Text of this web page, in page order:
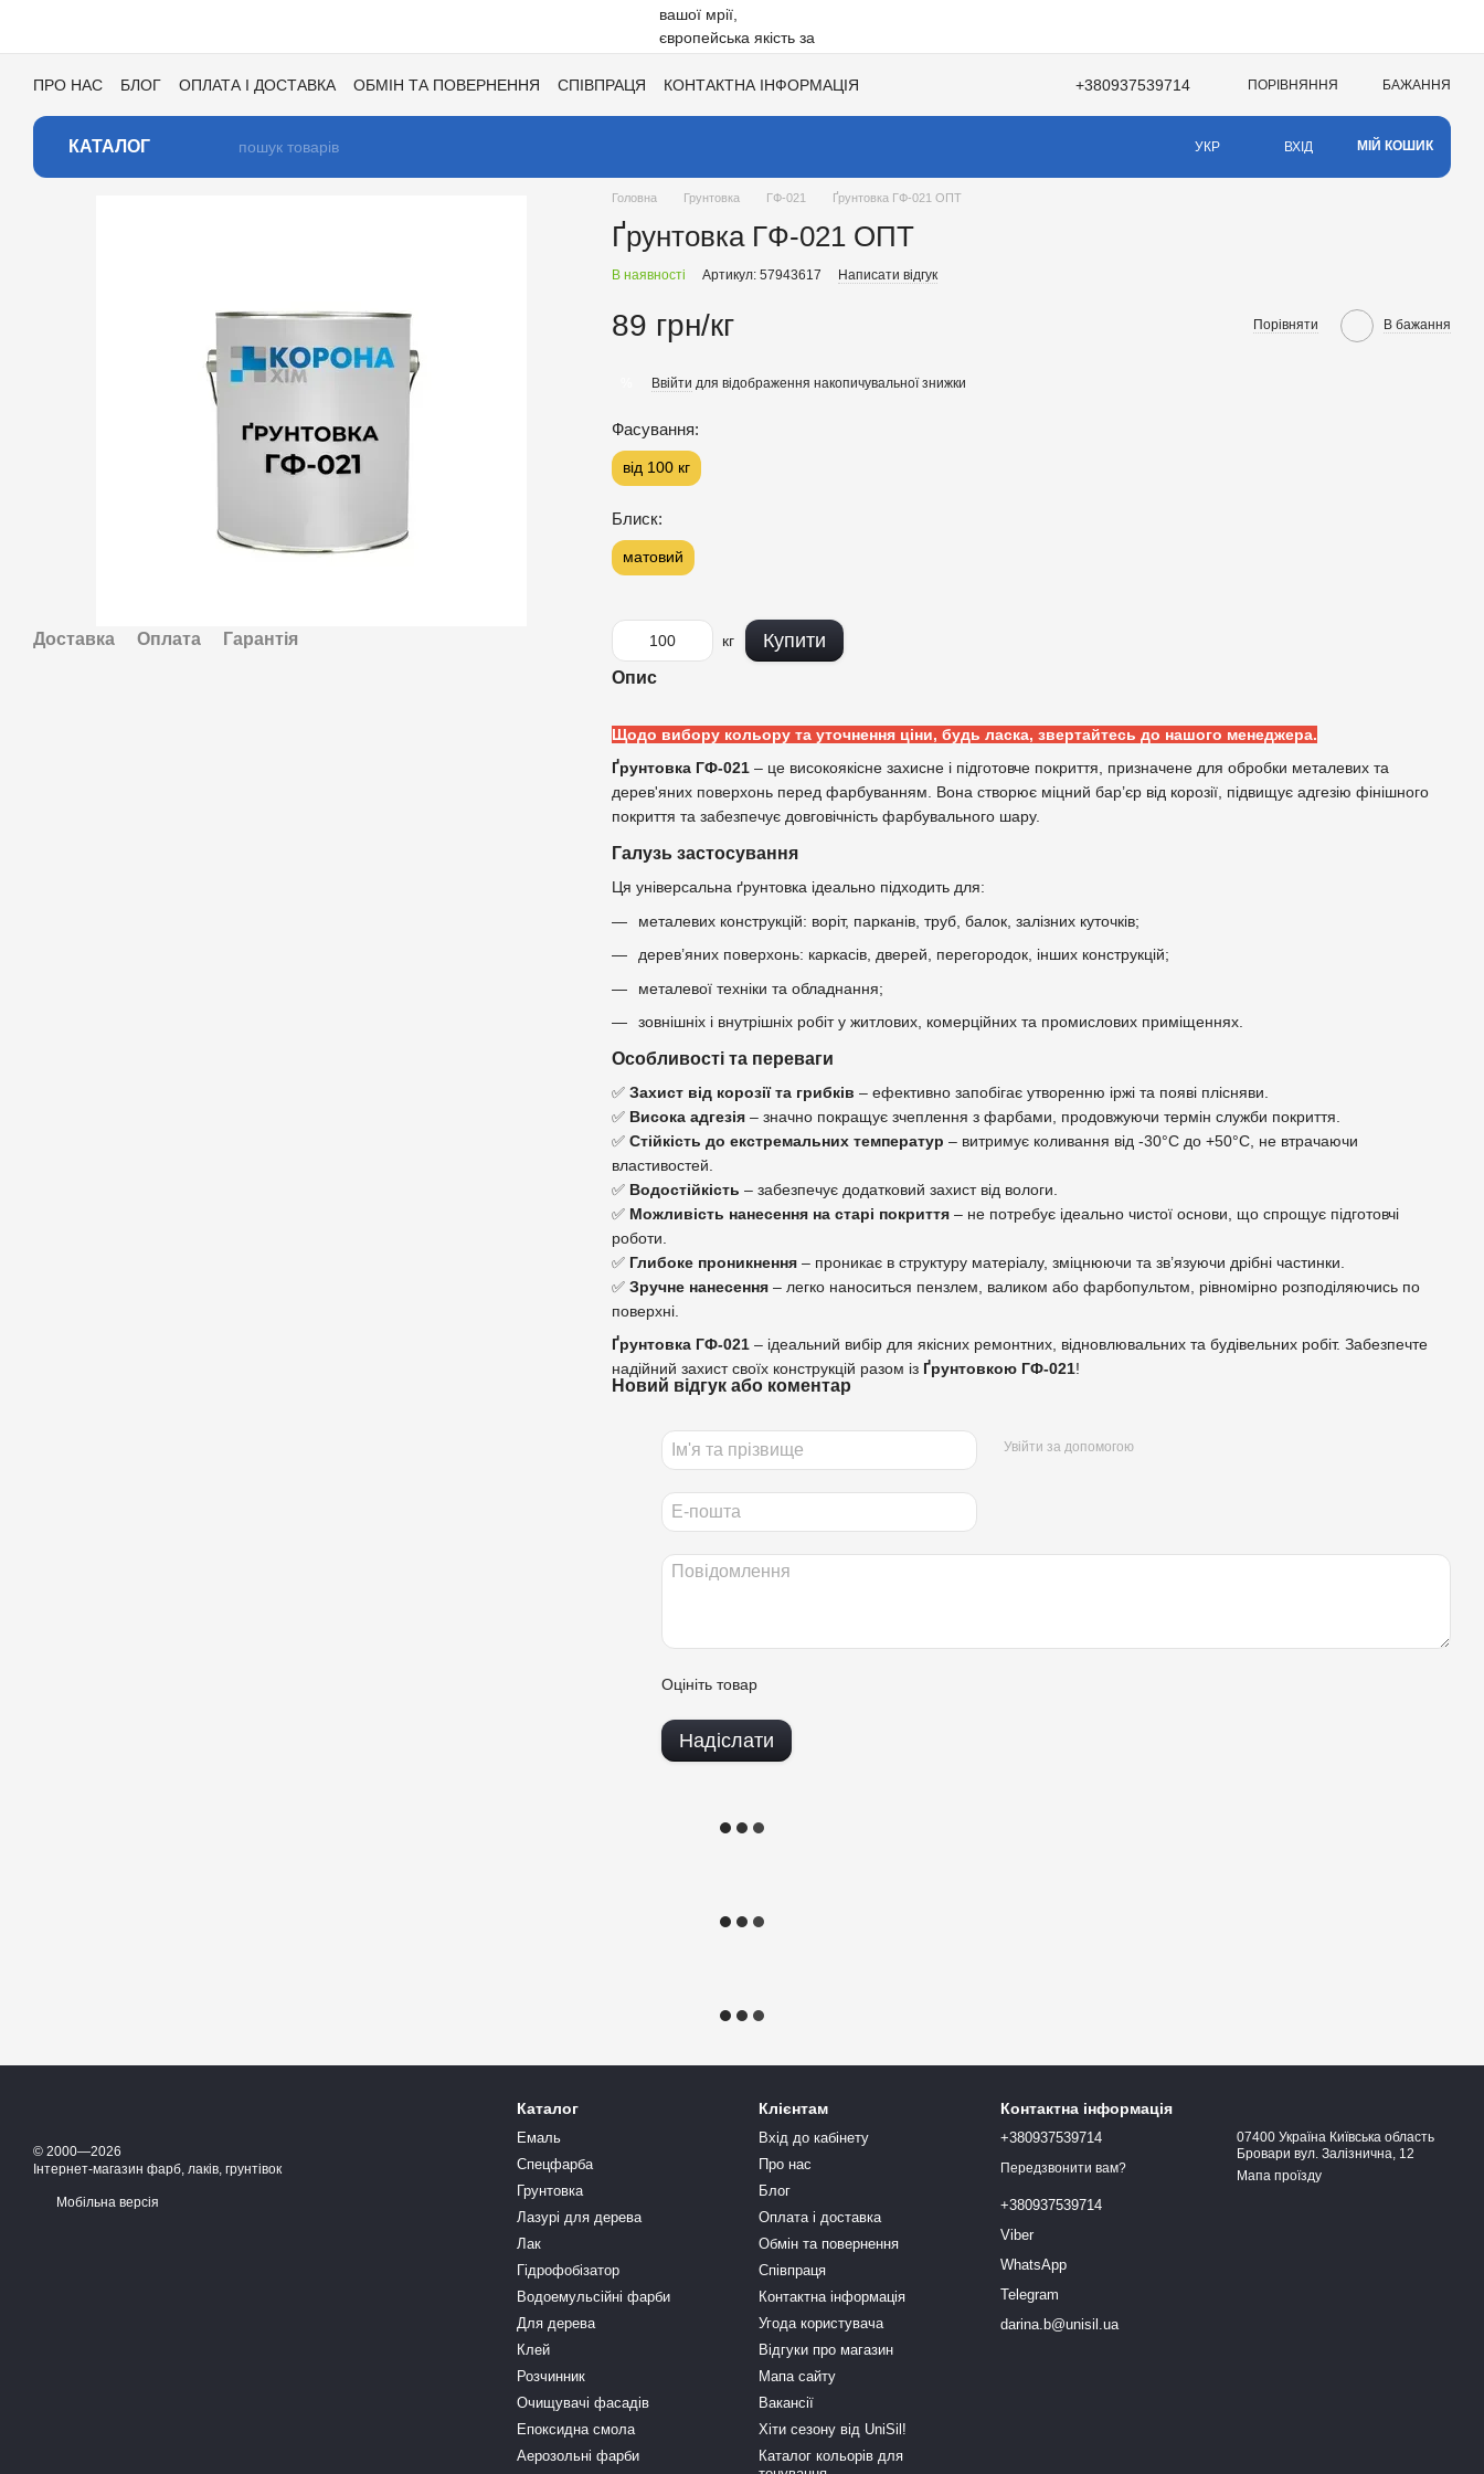
ПРО НАС БЛОГ ОПЛАТА І ДОСТАВКА ОБМІН ТА ПОВЕРНЕННЯ СПІВПРАЦЯ
КОНТАКТНА ІНФОРМАЦІЯ
+380937539714 ПОРІВНЯННЯ БАЖАННЯ
КАТАЛОГ УКР ВХІД МІЙ КОШИК
Доставка Оплата Гарантія
Головна Грунтовка ГФ-021 Ґрунтовка ГФ-021 ОПТ
Ґрунтовка ГФ-021 ОПТ
В наявності Артикул: 57943617 Написати відгук
89 грн/кг Порівняти В бажання
Ввійти для відображення накопичувальної знижки
Фасування:
від 100 кг
Блиск:
матовий
кг Купити
Опис
Щодо вибору кольору та уточнення ціни, будь ласка, звертайтесь до нашого менеджера.
Ґрунтовка ГФ-021– це високоякісне захисне і підготовче покриття, призначене для обробки металевих та
дерев'яних поверхонь перед фарбуванням. Вона створює міцний бар’єр від корозії, підвищує адгезію фінішного
покриття та забезпечує довговічність фарбувального шару.
Галузь застосування
Ця універсальна ґрунтовка ідеально підходить для:
металевих конструкцій: воріт, парканів, труб, балок, залізних куточків;
дерев’яних поверхонь: каркасів, дверей, перегородок, інших конструкцій;
металевої техніки та обладнання;
зовнішніх і внутрішніх робіт у житлових, комерційних та промислових приміщеннях.
Особливості та переваги
✅ Захист від корозії та грибків – ефективно запобігає утворенню іржі та появі плісняви.
✅ Висока адгезія– значно покращує зчеплення з фарбами, продовжуючи термін служби покриття.
✅ Стійкість до екстремальних температур – витримує коливання від -30°C до +50°C, не втрачаючи
властивостей.
✅ Водостійкість – забезпечує додатковий захист від вологи.
✅ Можливість нанесення на старі покриття– не потребує ідеально чистої основи, що спрощує підготовчі
роботи.
✅ Глибоке проникнення– проникає в структуру матеріалу, зміцнюючи та зв’язуючи дрібні частинки.
✅ Зручне нанесення– легко наноситься пензлем, валиком або фарбопультом, рівномірно розподіляючись по
поверхні.
Ґрунтовка ГФ-021– ідеальний вибір для якісних ремонтних, відновлювальних та будівельних робіт. Забезпечте
надійний захист своїх конструкцій разом із Ґрунтовкою ГФ-021!
Новий відгук або коментар
Увійти за допомогою
Оцініть товар
Надіслати
© 2000—2026
Інтернет-магазин фарб, лаків, грунтівок
Мобільна версія
Каталог
Емаль
Спецфарба
Грунтовка
Лазурі для дерева
Лак
Гідрофобізатор
Водоемульсійні фарби
Для дерева
Клей
Розчинник
Очищувачі фасадів
Епоксидна смола
Аерозольні фарби
Клієнтам
Вхід до кабінету
Про нас
Блог
Оплата і доставка
Обмін та повернення
Співпраця
Контактна інформація
Угода користувача
Відгуки про магазин
Мапа сайту
Вакансії
Хіти сезону від UniSil!
Каталог кольорів для
Контактна інформація
+380937539714
Передзвонити вам?
+380937539714
Viber
WhatsApp
Telegram
darina.b@unisil.ua
07400 Україна Київська область
Бровари вул. Залізнична, 12
Мапа проїзду